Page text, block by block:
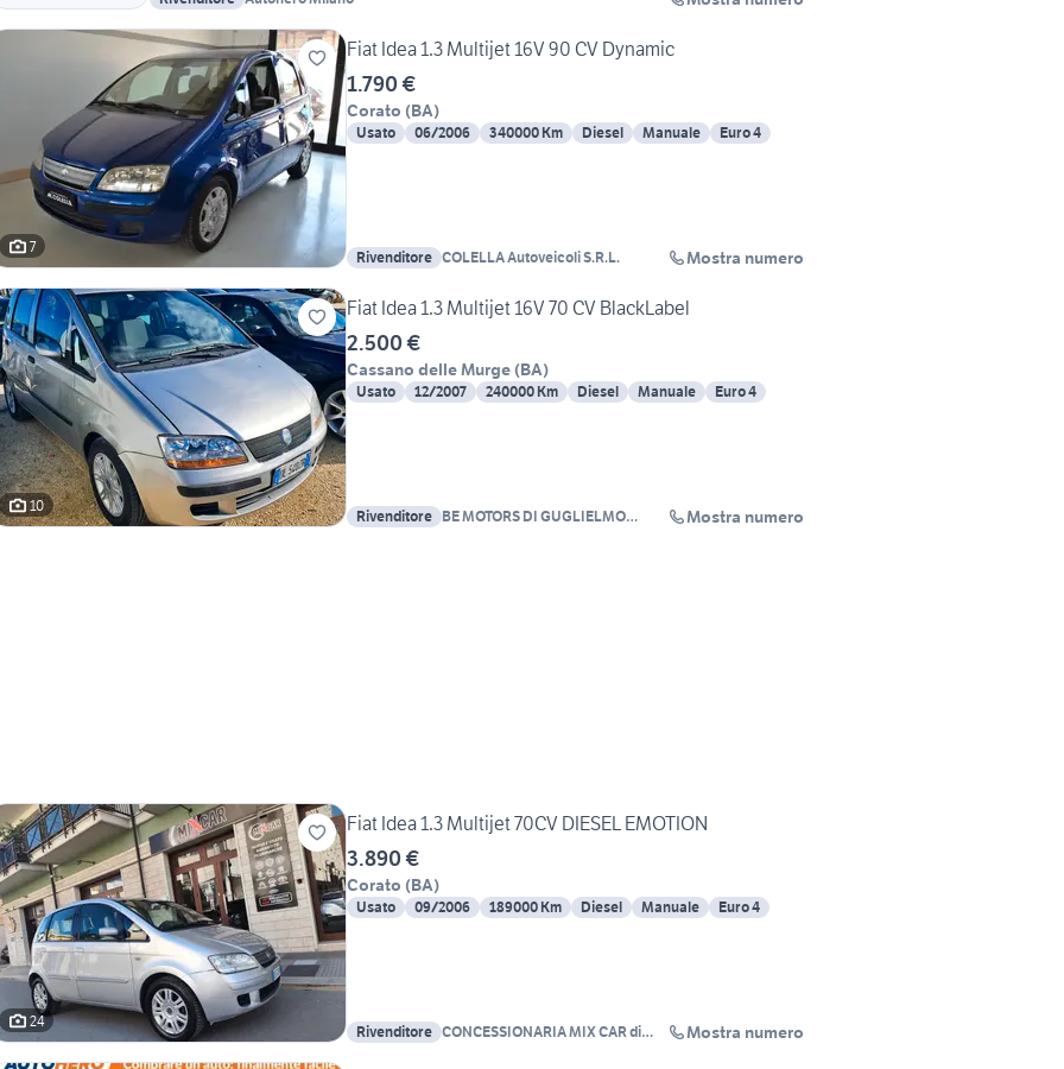
7
Fiat Idea 1.3 Multijet 16V 90 CV Dynamic
1.790 €
Corato (BA)
Usato 06/2006 340000 Km Diesel Manuale Euro 4
Rivenditore COLELLA Autoveicoli S.R.L. Mostra numero
10
Fiat Idea 1.3 Multijet 16V 70 CV BlackLabel
2.500 €
Cassano delle Murge (BA)
Usato 12/2007 240000 Km Diesel Manuale Euro 4
Rivenditore BE MOTORS DI GUGLIELMO
Mostra numero
24
Fiat Idea 1.3 Multijet 70CV DIESEL EMOTION
3.890 €
Corato (BA)
Usato 09/2006 189000 Km Diesel Manuale Euro 4
Rivenditore CONCESSIONARIA MIX CAR di
Mostra numero